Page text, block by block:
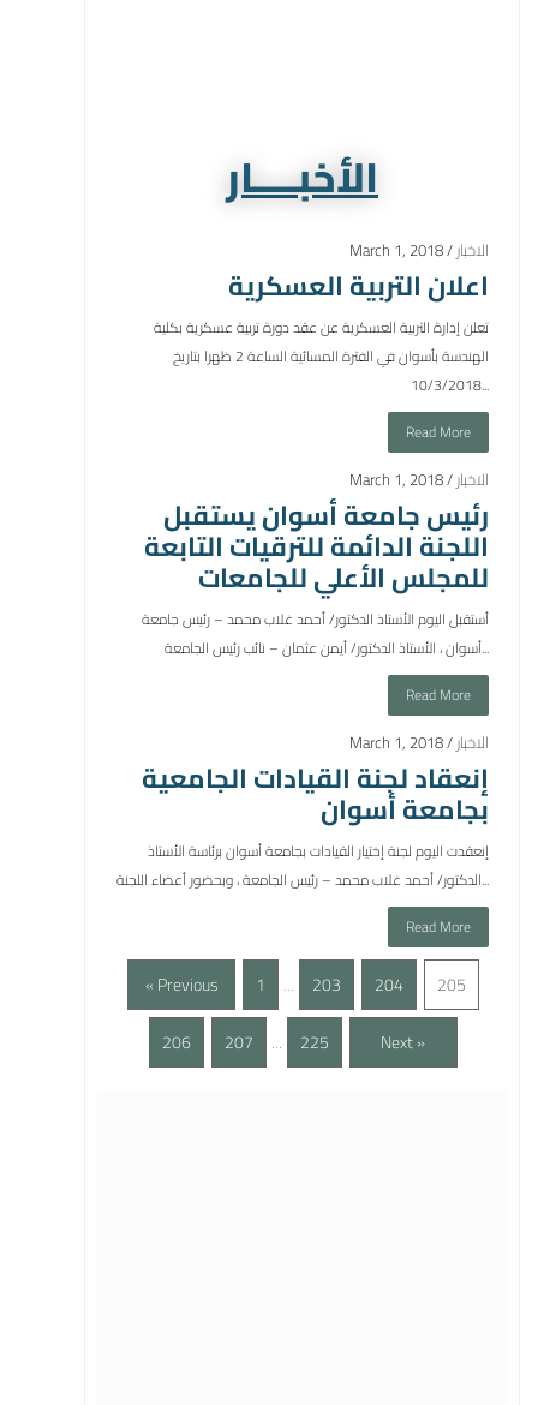
الأخبــــار
March 1, 2018 /الاخبار
اعلان التربية العسكرية
تعلن إدارة التربية العسكرية عن عقد دورة تربية عسكرية بكلية
الهندسة بأسوان في الفترة المسائية الساعة 2 ظهرا بتاريخ
10/3/2018...
Read More
March 1, 2018 /الاخبار
رئيس جامعة أسوان يستقبل
اللجنة الدائمة للترقيات التابعة
للمجلس الأعلي للجامعات
أستقبل اليوم الأستاذ الدكتور/ أحمد غلاب محمد – رئيس جامعة
أسوان ، الأستاذ الدكتور/ أيمن عثمان – نائب رئيس الجامعة...
Read More
March 1, 2018 /الاخبار
إنعقاد لجنة القيادات الجامعية
بجامعة أسوان
إنعقدت اليوم لجنة إختيار القيادات بجامعة أسوان برئاسة الأستاذ
الدكتور/ أحمد غلاب محمد – رئيس الجامعة ، وبحضور أعضاء اللجنة...
Read More
« Previous 1 … 203 204
205
206
207 … 225 Next »